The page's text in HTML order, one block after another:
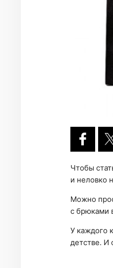
Чтобы
и неловко
Можно
с брюками
У каждого
детстве. И